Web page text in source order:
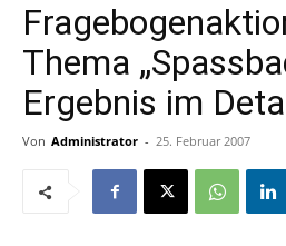
Thema
Ergebnis im
Von Administrator - 25. Februar 2007